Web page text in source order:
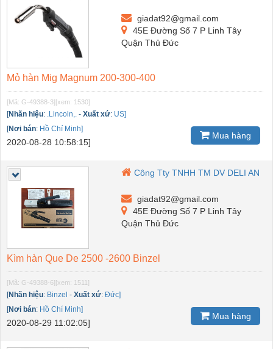
giadat92@gmail.com
45E Đường Số 7 P Linh Tây
Quận Thủ Đức
Mỏ hàn Mig Magnum 200-300-400
[Mã: G-49388-3][xem: 1530]
[Nhãn hiệu: .Lincoln,. - Xuất xứ: US]
[Nơi bán: Hồ Chí Minh]
2020-08-28 10:58:15]
Mua hàng
Công Tty TNHH TM DV DELI AN
giadat92@gmail.com
45E Đường Số 7 P Linh Tây
Quận Thủ Đức
Kìm hàn Que De 2500 -2600 Binzel
[Mã: G-49388-6][xem: 1511]
[Nhãn hiệu: Binzel - Xuất xứ: Đức]
[Nơi bán: Hồ Chí Minh]
2020-08-29 11:02:05]
Mua hàng